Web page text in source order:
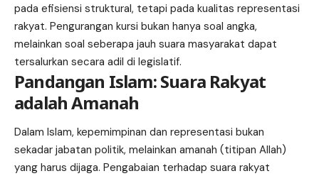
pada efisiensi struktural, tetapi pada kualitas representasi
rakyat. Pengurangan kursi bukan hanya soal angka,
melainkan soal seberapa jauh suara masyarakat dapat
tersalurkan secara adil di legislatif.
Pandangan Islam: Suara Rakyat
adalah Amanah
Dalam Islam, kepemimpinan dan representasi bukan
sekadar jabatan politik, melainkan amanah (titipan Allah)
yang harus dijaga. Pengabaian terhadap suara rakyat